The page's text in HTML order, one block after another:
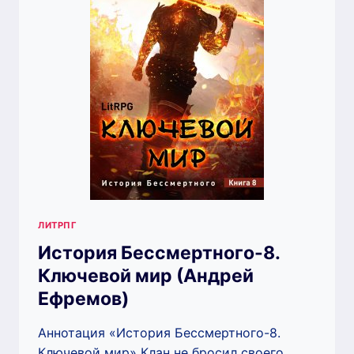
ЛИТРПГ
История Бессмертного-8.
Ключевой мир (Андрей
Ефремов)
Аннотация «История Бессмертного-8.